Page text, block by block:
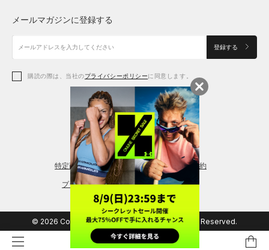
アクセサリー
アクセサリー
シューズ
アクセサリー
レギンス＆タイツ
シューズ
メールマガジンに登録する
登録する
購読の際は、当社のプライバシーポリシーに同意します。
特定商取引法に基づく通販の表記 会員規約
プライバシーポリシー
© 2026 Copyright DOME Corporation. All Rights Reserved.